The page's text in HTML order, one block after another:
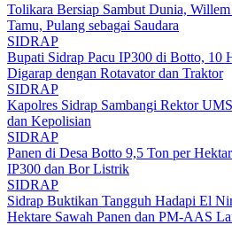
Tolikara Bersiap Sambut Dunia,
Tamu, Pulang sebagai Saudara
SIDRAP
Bupati Sidrap Pacu IP300 di Botto, 10
Digarap dengan Rotavator dan Traktor
SIDRAP
Kapolres Sidrap Sambangi Rektor
dan Kepolisian
SIDRAP
Panen di Desa Botto 9,5 Ton per
IP300 dan Bor Listrik
SIDRAP
Sidrap Buktikan Tangguh Hadapi El
Hektare Sawah Panen dan PM-AAS